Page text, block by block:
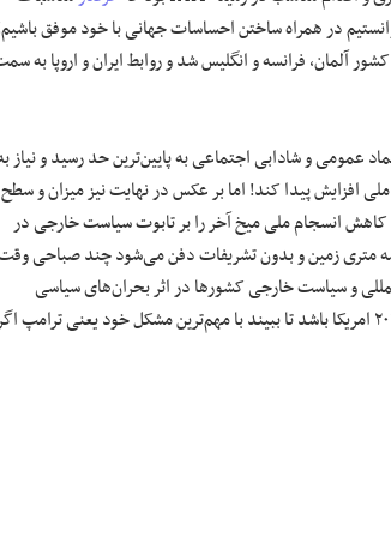
در همراه ساختن احساسات جهانی با خود موفق
آلمان، فرانسه و انگلیس شد و روابط ایران و اروپا به
عمومی و شادابی اجتماعی به پایین‌ترین حد رسید و نیاز
افزایش پیدا کند! اما بر عکس در نهایت نیز میزان و سطح
کاهش انسجام ملی میخ آخر را بر تابوت سیاست خارجی در
عمق سه متری زمین و بدون تشریفات دفن می‌شود چند صباحی
و سیاست خارجی کشورها در اثر بحران‌های سیاسی
کم می‌شود، فرصتی تا انتخابات ۲۰۲۰ امریکا باشد تا ببیند با مهم‌ترین مشکل خود یعنی ترامپ